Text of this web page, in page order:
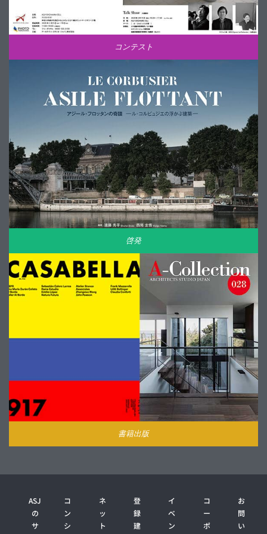
コンテスト
啓発
書籍出版
ASJ
の
サ
コ
ン
シ
ネ
ッ
ト
登
録
建
イ
ベ
ン
コ
ー
ポ
お
問
い